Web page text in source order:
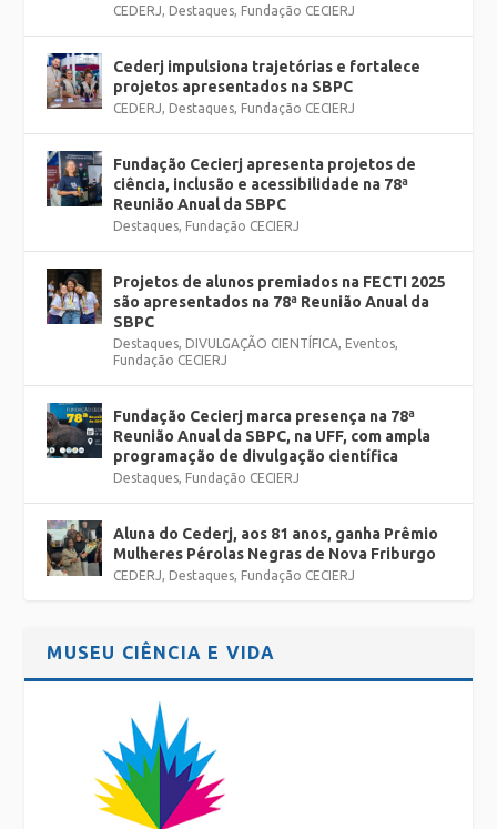
CEDERJ, Destaques, Fundação CECIERJ
Cederj impulsiona trajetórias e fortalece
projetos apresentados na SBPC
CEDERJ, Destaques, Fundação CECIERJ
Fundação Cecierj apresenta projetos de
ciência, inclusão e acessibilidade na 78ª
Reunião Anual da SBPC
Destaques, Fundação CECIERJ
Projetos de alunos premiados na FECTI 2025
são apresentados na 78ª Reunião Anual da
SBPC
Destaques, DIVULGAÇÃO CIENTÍFICA, Eventos,
Fundação CECIERJ
Fundação Cecierj marca presença na 78ª
Reunião Anual da SBPC, na UFF, com ampla
programação de divulgação científica
Destaques, Fundação CECIERJ
Aluna do Cederj, aos 81 anos, ganha Prêmio
Mulheres Pérolas Negras de Nova Friburgo
CEDERJ, Destaques, Fundação CECIERJ
MUSEU CIÊNCIA E VIDA